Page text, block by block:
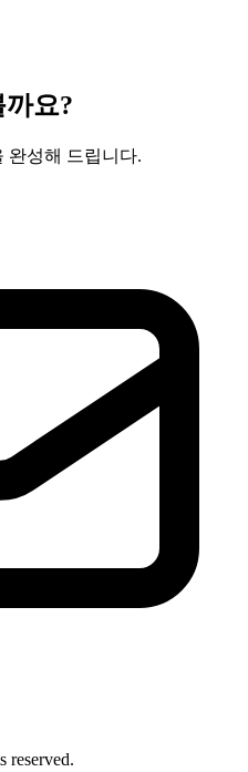
요?
완성해 드립니다.
reserved.